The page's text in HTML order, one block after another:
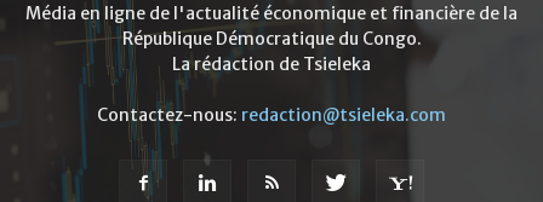
Média en ligne de l'actualité économique et financière de la
République Démocratique du Congo.
La rédaction de Tsieleka
Contactez-nous: redaction@tsieleka.com